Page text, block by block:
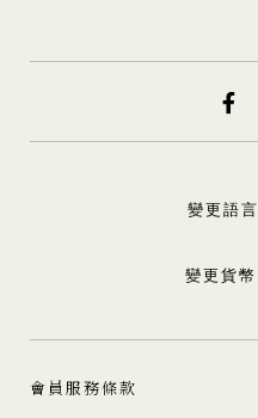
變更語言
變更貨幣
會員服務條款